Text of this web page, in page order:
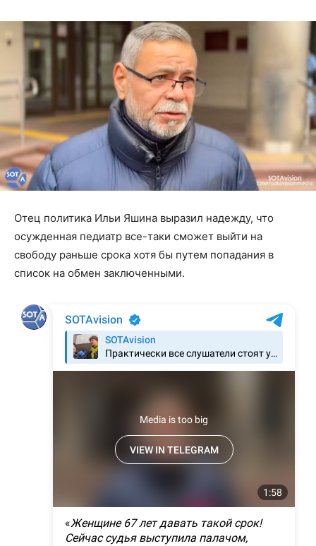
Отец политика Ильи Яшина выразил надежду, что
осужденная педиатр все-таки сможет выйти на
свободу раньше срока хотя бы путем попадания в
список на обмен заключенными.